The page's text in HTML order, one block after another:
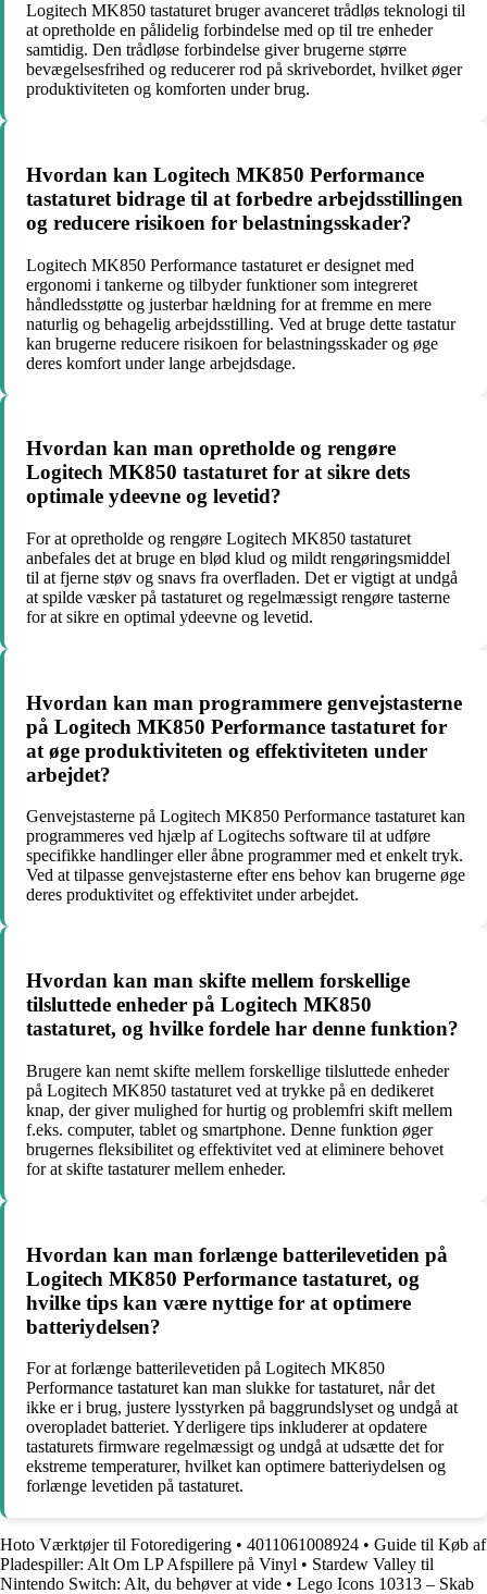
Logitech MK850 tastaturet bruger avanceret trådløs teknologi til
at opretholde en pålidelig forbindelse med op til tre enheder
samtidig. Den trådløse forbindelse giver brugerne større
bevægelsesfrihed og reducerer rod på skrivebordet, hvilket øger
produktiviteten og komforten under brug.
Hvordan kan Logitech MK850 Performance
tastaturet bidrage til at forbedre arbejdsstillingen
og reducere risikoen for belastningsskader?
Logitech MK850 Performance tastaturet er designet med
ergonomi i tankerne og tilbyder funktioner som integreret
håndledsstøtte og justerbar hældning for at fremme en mere
naturlig og behagelig arbejdsstilling. Ved at bruge dette tastatur
kan brugerne reducere risikoen for belastningsskader og øge
deres komfort under lange arbejdsdage.
Hvordan kan man opretholde og rengøre
Logitech MK850 tastaturet for at sikre dets
optimale ydeevne og levetid?
For at opretholde og rengøre Logitech MK850 tastaturet
anbefales det at bruge en blød klud og mildt rengøringsmiddel
til at fjerne støv og snavs fra overfladen. Det er vigtigt at undgå
at spilde væsker på tastaturet og regelmæssigt rengøre tasterne
for at sikre en optimal ydeevne og levetid.
Hvordan kan man programmere genvejstasterne
på Logitech MK850 Performance tastaturet for
at øge produktiviteten og effektiviteten under
arbejdet?
Genvejstasterne på Logitech MK850 Performance tastaturet kan
programmeres ved hjælp af Logitechs software til at udføre
specifikke handlinger eller åbne programmer med et enkelt tryk.
Ved at tilpasse genvejstasterne efter ens behov kan brugerne øge
deres produktivitet og effektivitet under arbejdet.
Hvordan kan man skifte mellem forskellige
tilsluttede enheder på Logitech MK850
tastaturet, og hvilke fordele har denne funktion?
Brugere kan nemt skifte mellem forskellige tilsluttede enheder
på Logitech MK850 tastaturet ved at trykke på en dedikeret
knap, der giver mulighed for hurtig og problemfri skift mellem
f.eks. computer, tablet og smartphone. Denne funktion øger
brugernes fleksibilitet og effektivitet ved at eliminere behovet
for at skifte tastaturer mellem enheder.
Hvordan kan man forlænge batterilevetiden på
Logitech MK850 Performance tastaturet, og
hvilke tips kan være nyttige for at optimere
batteriydelsen?
For at forlænge batterilevetiden på Logitech MK850
Performance tastaturet kan man slukke for tastaturet, når det
ikke er i brug, justere lysstyrken på baggrundslyset og undgå at
overopladet batteriet. Yderligere tips inkluderer at opdatere
tastaturets firmware regelmæssigt og undgå at udsætte det for
ekstreme temperaturer, hvilket kan optimere batteriydelsen og
forlænge levetiden på tastaturet.
Hoto Værktøjer til Fotoredigering • 4011061008924 • Guide til Køb af
Pladespiller: Alt Om LP Afspillere på Vinyl • Stardew Valley til
Nintendo Switch: Alt, du behøver at vide • Lego Icons 10313 – Skab